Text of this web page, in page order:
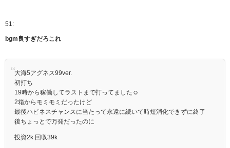
51:
bgm良すぎだろこれ
大海5アグネス99ver.
初打ち
19時から稼働してラストまで打ってました☺️
2箱からモミモミだったけど
最後ハピネスチャンスに当たって永遠に続いて時短消化できずに終了
後ちょっとで万発だったのに
投資2k 回収39k